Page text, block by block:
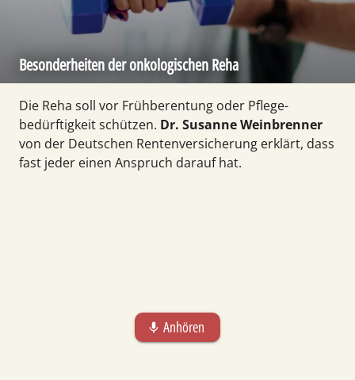
Besonder­heiten der onkologischen Reha
Die Reha soll vor Früh­beren­tung oder Pflege­
bedürftigkeit schützen. Dr. Susanne Wein­brenner
von der Deutschen Renten­versicherung erklärt, dass
fast jeder einen Anspruch darauf hat.
mic Anhören